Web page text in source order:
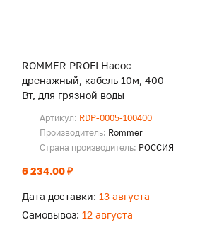
ROMMER PROFI Насос
дренажный, кабель 10м, 400
Вт, для грязной воды
Артикул: RDP-0005-100400
Производитель: Rommer
Страна производитель: РОССИЯ
6 234.00 ₽
Дата доставки: 13 августа
Самовывоз: 12 августа